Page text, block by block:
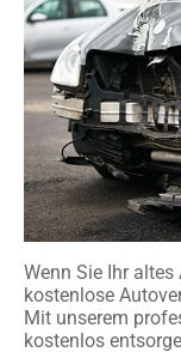
Wenn Sie Ihr
kostenlose
Mit unserem
kostenlos